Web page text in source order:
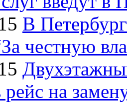
В
честную
на